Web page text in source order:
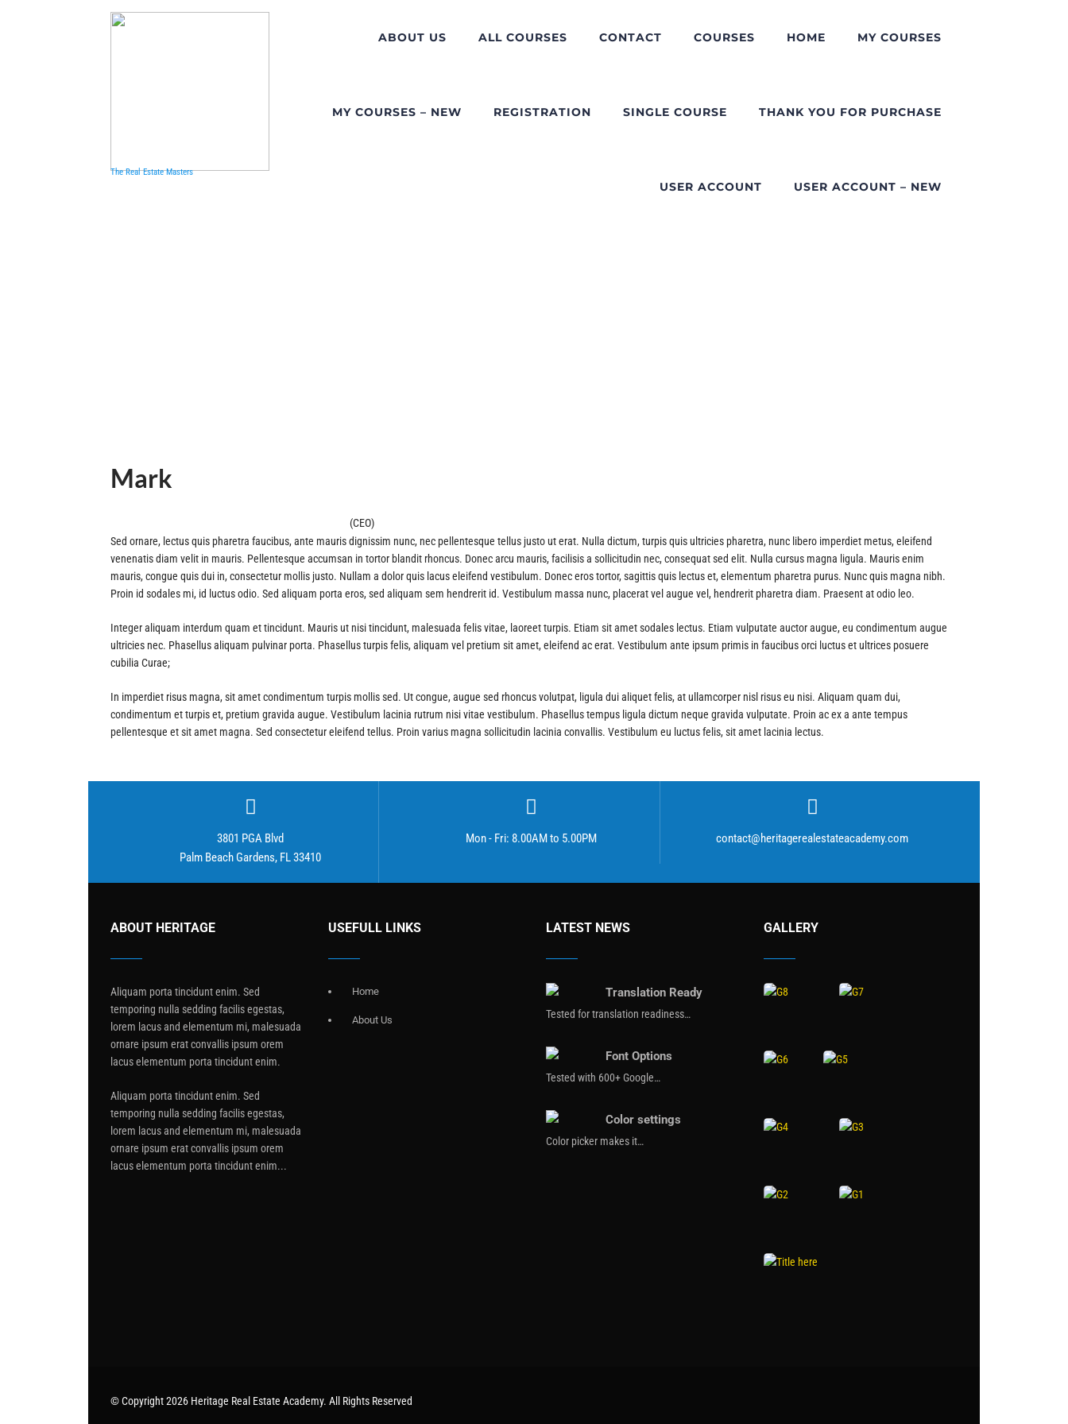
The Real Estate Masters
ABOUT US ALL COURSES CONTACT COURSES HOME MY COURSES
MY COURSES – NEW REGISTRATION SINGLE COURSE THANK YOU FOR PURCHASE
USER ACCOUNT USER ACCOUNT – NEW
Mark
(CEO)
Sed ornare, lectus quis pharetra faucibus, ante mauris dignissim nunc, nec pellentesque tellus justo ut erat. Nulla dictum, turpis quis ultricies pharetra, nunc libero imperdiet metus, eleifend
venenatis diam velit in mauris. Pellentesque accumsan in tortor blandit rhoncus. Donec arcu mauris, facilisis a sollicitudin nec, consequat sed elit. Nulla cursus magna ligula. Mauris enim
mauris, congue quis dui in, consectetur mollis justo. Nullam a dolor quis lacus eleifend vestibulum. Donec eros tortor, sagittis quis lectus et, elementum pharetra purus. Nunc quis magna nibh.
Proin id sodales mi, id luctus odio. Sed aliquam porta eros, sed aliquam sem hendrerit id. Vestibulum massa nunc, placerat vel augue vel, hendrerit pharetra diam. Praesent at odio leo.
Integer aliquam interdum quam et tincidunt. Mauris ut nisi tincidunt, malesuada felis vitae, laoreet turpis. Etiam sit amet sodales lectus. Etiam vulputate auctor augue, eu condimentum augue
ultricies nec. Phasellus aliquam pulvinar porta. Phasellus turpis felis, aliquam vel pretium sit amet, eleifend ac erat. Vestibulum ante ipsum primis in faucibus orci luctus et ultrices posuere
cubilia Curae;
In imperdiet risus magna, sit amet condimentum turpis mollis sed. Ut congue, augue sed rhoncus volutpat, ligula dui aliquet felis, at ullamcorper nisl risus eu nisi. Aliquam quam dui,
condimentum et turpis et, pretium gravida augue. Vestibulum lacinia rutrum nisi vitae vestibulum. Phasellus tempus ligula dictum neque gravida vulputate. Proin ac ex a ante tempus
pellentesque et sit amet magna. Sed consectetur eleifend tellus. Proin varius magna sollicitudin lacinia convallis. Vestibulum eu luctus felis, sit amet lacinia lectus.
3801 PGA Blvd
Palm Beach Gardens, FL 33410
Mon - Fri: 8.00AM to 5.00PM contact@heritagerealestateacademy.com
ABOUT HERITAGE
Aliquam porta tincidunt enim. Sed
temporing nulla sedding facilis egestas,
lorem lacus and elementum mi, malesuada
ornare ipsum erat convallis ipsum orem
lacus elementum porta tincidunt enim.
Aliquam porta tincidunt enim. Sed
temporing nulla sedding facilis egestas,
lorem lacus and elementum mi, malesuada
ornare ipsum erat convallis ipsum orem
lacus elementum porta tincidunt enim...
USEFULL LINKS
Home
About Us
LATEST NEWS
Translation Ready
Tested for translation readiness…
Font Options
Tested with 600+ Google…
Color settings
Color picker makes it…
GALLERY
© Copyright 2026 Heritage Real Estate Academy. All Rights Reserved